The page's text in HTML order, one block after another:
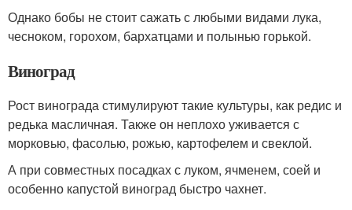
Однако бобы не стоит сажать с любыми видами лука,
чесноком, горохом, бархатцами и полынью горькой.
Виноград
Рост винограда стимулируют такие культуры, как редис и
редька масличная. Также он неплохо уживается с
морковью, фасолью, рожью, картофелем и свеклой.
А при совместных посадках с луком, ячменем, соей и
особенно капустой виноград быстро чахнет.